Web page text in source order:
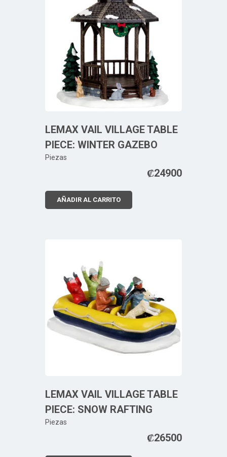
LEMAX VAIL VILLAGE TABLE
PIECE: WINTER GAZEBO
Piezas
₡24900
AÑADIR AL CARRITO
LEMAX VAIL VILLAGE TABLE
PIECE: SNOW RAFTING
Piezas
₡26500